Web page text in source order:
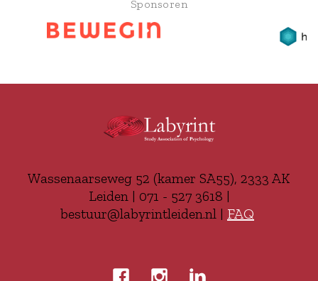
Sponsoren
Wassenaarseweg 52 (kamer SA55), 2333 AK
Leiden | 071 - 527 3618 |
bestuur@labyrintleiden.nl | FAQ